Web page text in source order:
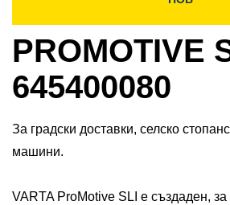
PROMOTIVE
645400080
За градски доставки, селско
машини.
VARTA ProMotive SLI е създаден, за